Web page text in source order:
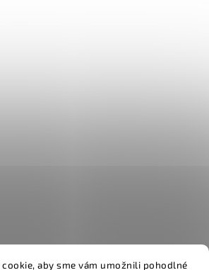
aby sme vám umožnili pohodlné